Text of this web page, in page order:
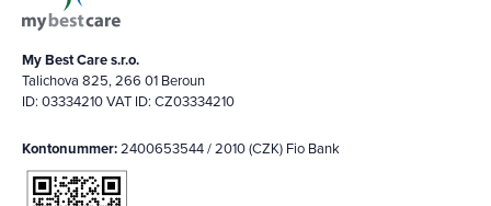
My Best Care s.r.o.
Talichova 825, 266 01 Beroun
ID: 03334210 VAT ID: CZ03334210
Kontonummer:2400653544 / 2010 (CZK) Fio Bank